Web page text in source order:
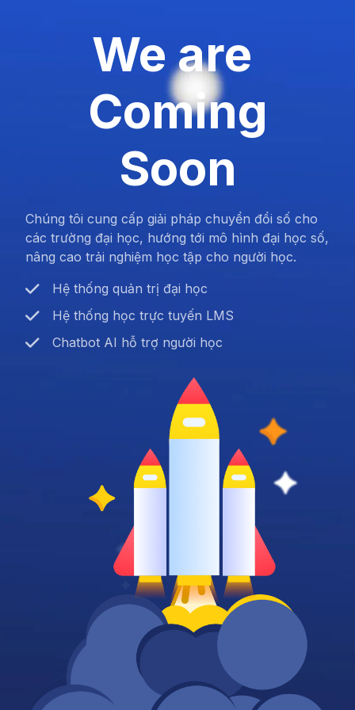
We are
Coming
Soon
Chúng tôi cung cấp giải pháp chuyển đổi số cho
các trường đại học, hướng tới mô hình đại học số,
nâng cao trải nghiệm học tập cho người học.
Hệ thống quản trị đại học
Hệ thống học trực tuyến LMS
Chatbot AI hỗ trợ người học